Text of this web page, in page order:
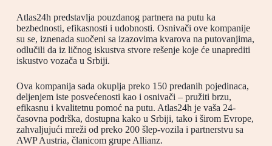
Atlas24h predstavlja pouzdanog partnera na putu ka
bezbednosti, efikasnosti i udobnosti. Osnivači ove kompanije
su se, iznenada suočeni sa izazovima kvarova na putovanjima,
odlučili da iz ličnog iskustva stvore rešenje koje će unaprediti
iskustvo vozača u Srbiji.
Ova kompanija sada okuplja preko 150 predanih pojedinaca,
deljenjem iste posvećenosti kao i osnivači – pružiti brzu,
efikasnu i kvalitetnu pomoć na putu. Atlas24h je vaša 24-
časovna podrška, dostupna kako u Srbiji, tako i širom Evrope,
zahvaljujući mreži od preko 200 šlep-vozila i partnerstvu sa
AWP Austria, članicom grupe Allianz.